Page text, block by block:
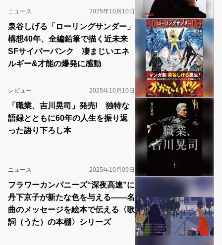
ニュース 2025年10月10日
泉谷しげる「ローリングサンダー」
構想40年、全編鉛筆で描く近未来
SFサイバーパンク 凄まじいエネ
ルギー&才能の爆発に感動
レビュー 2025年10月10日
「職業、吉川晃司」発売! 独特な
語録とともに60年の人生を振り返
った語り下ろし本
ニュース 2025年10月09日
フラワーカンパニーズ“深夜高速”に
丹下京子が新たな色を与える――名
曲のメッセージを絵本で伝える〈歌
詞（うた）の本棚〉シリーズ